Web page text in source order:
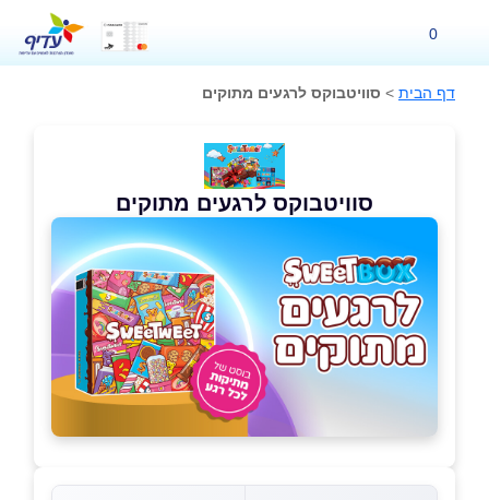
0
דף הבית > סוויטבוקס לרגעים מתוקים
סוויטבוקס לרגעים מתוקים